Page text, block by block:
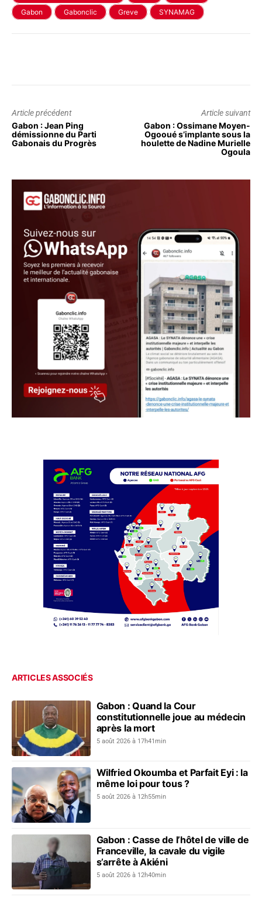
Gabon Gabonclic Greve SYNAMAG
Article précédent
Gabon : Jean Ping
démissionne du Parti
Gabonais du Progrès
Article suivant
Gabon : Ossimane Moyen-
Ogooué s’implante sous la
houlette de Nadine Murielle
Ogoula
ARTICLES ASSOCIÉS
Gabon : Quand la Cour
constitutionnelle joue au médecin
après la mort
5 août 2026 à 17h41min
Wilfried Okoumba et Parfait Eyi : la
même loi pour tous ?
5 août 2026 à 12h55min
Gabon : Casse de l’hôtel de ville de
Franceville, la cavale du vigile
s’arrête à Akiéni
5 août 2026 à 12h40min